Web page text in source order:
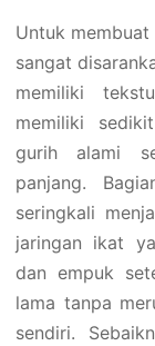
Untuk
sangat
memiliki
memiliki
gurih alami
panjang.
seringkali
jaringan ikat
dan empuk
lama tanpa
sendiri.